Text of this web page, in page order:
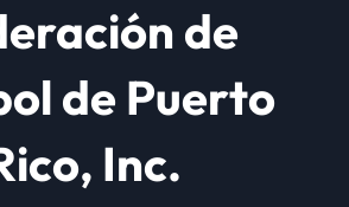
de
de Puerto
Inc.